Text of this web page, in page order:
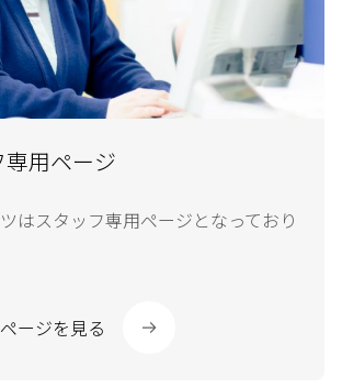
用ページ
はスタッフ専用ページとなっており
ージを見る